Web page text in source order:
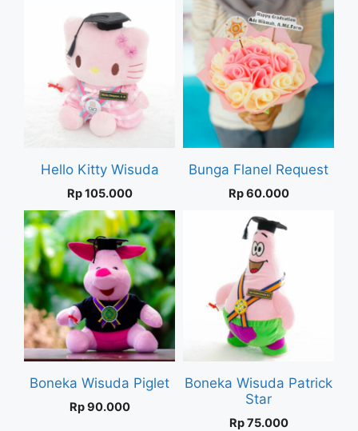
Hello Kitty Wisuda
Rp105.000
Bunga Flanel Request
Rp60.000
Boneka Wisuda Piglet
Rp90.000
Boneka Wisuda Patrick
Star
Rp75.000